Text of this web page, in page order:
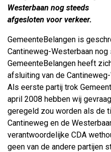
Westerbaan nog steeds
afgesloten voor verkeer.
GemeenteBelangen is
Cantineweg-Westerbaan
GemeenteBelangen heeft
afsluiting van de
Als eerste partij trok
april 2008 hebben wij
geregeld zou worden als de
Cantineweg en de
verantwoordelijke CDA
geen van de andere partijen